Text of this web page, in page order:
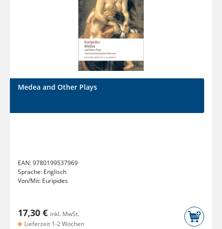
Medea and Other Plays
EAN:9780199537969
Sprache: Englisch
Von/Mit: Euripides
17,30 € inkl. MwSt.
Lieferzeit 1-2 Wochen